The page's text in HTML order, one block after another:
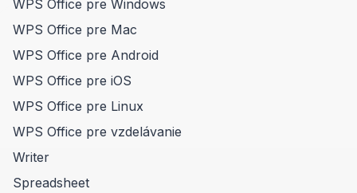
WPS Office pre Windows
WPS Office pre Mac
WPS Office pre Android
WPS Office pre iOS
WPS Office pre Linux
WPS Office pre vzdelávanie
Writer
Spreadsheet